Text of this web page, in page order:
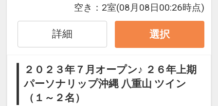
大浴場のご案内
ゆったりとくつろげる大きな浴槽は、坪
庭に植えられた八重山諸島に生息する豊
気をご堪能いただけます。
のんびりと湯につかり広々とした浴場で
手足を伸ばし、落ち着きのある空間で寛
空き： 2室(08月08日00:26時点)
詳細 選択
２０２３年７月オープン♪ ２６年上期
パーソナリップ沖縄 八重山 ツイン
（１～２名）